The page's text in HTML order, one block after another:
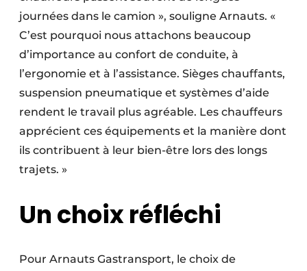
journées dans le camion », souligne Arnauts. «
C’est pourquoi nous attachons beaucoup
d’importance au confort de conduite, à
l’ergonomie et à l’assistance. Sièges chauffants,
suspension pneumatique et systèmes d’aide
rendent le travail plus agréable. Les chauffeurs
apprécient ces équipements et la manière dont
ils contribuent à leur bien-être lors des longs
trajets. »
Un choix réfléchi
Pour Arnauts Gastransport, le choix de